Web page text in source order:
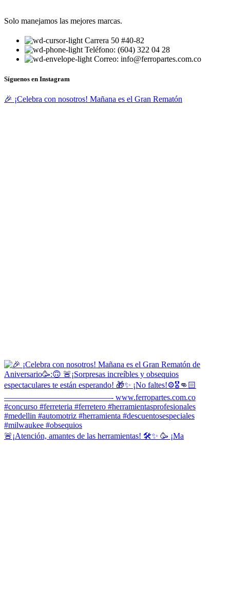
Solo manejamos las mejores marcas.
Carrera 50 #40-82
Teléfono: (604) 322 04 28
Correo: info@ferropartes.com.co
Síguenos en Instagram
🎉 ¡Celebra con nosotros! Mañana es el Gran Rematón
🚨¡Atención, amantes de las herramientas! 🛠️✨ 🥳 ¡Ma